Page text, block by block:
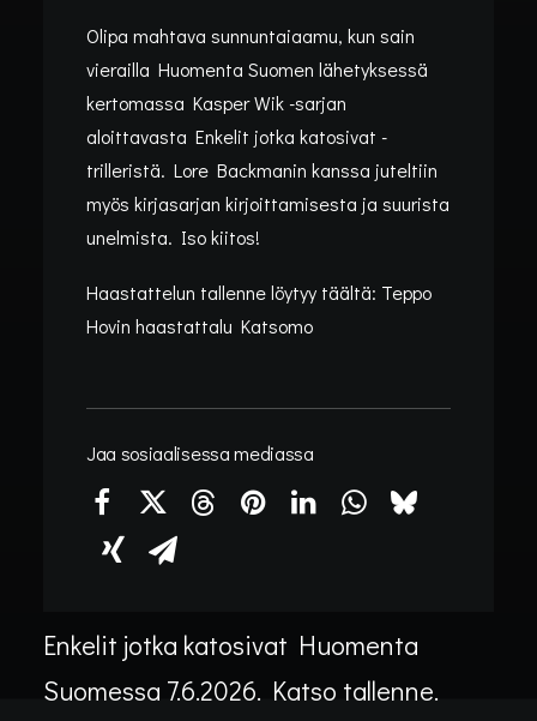
ENKELIT JOTKA
KATOSIVAT
HUOMENTA
SUOMESSA
Enkelit jotka katosivat Huomenta
Suomessa 7.6.2026. Katso tallenne.
Olipa mahtava sunnuntaiaamu, kun sain
vierailla Huomenta Suomen lähetyksessä
kertomassa Kasper Wik -sarjan
aloittavasta Enkelit jotka katosivat -
trilleristä. Lore Backmanin kanssa juteltiin
myös kirjasarjan kirjoittamisesta ja suurista
unelmista. Iso kiitos!
Haastattelun tallenne löytyy täältä: Teppo
Hovin haastattalu Katsomo
Jaa sosiaalisessa mediassa